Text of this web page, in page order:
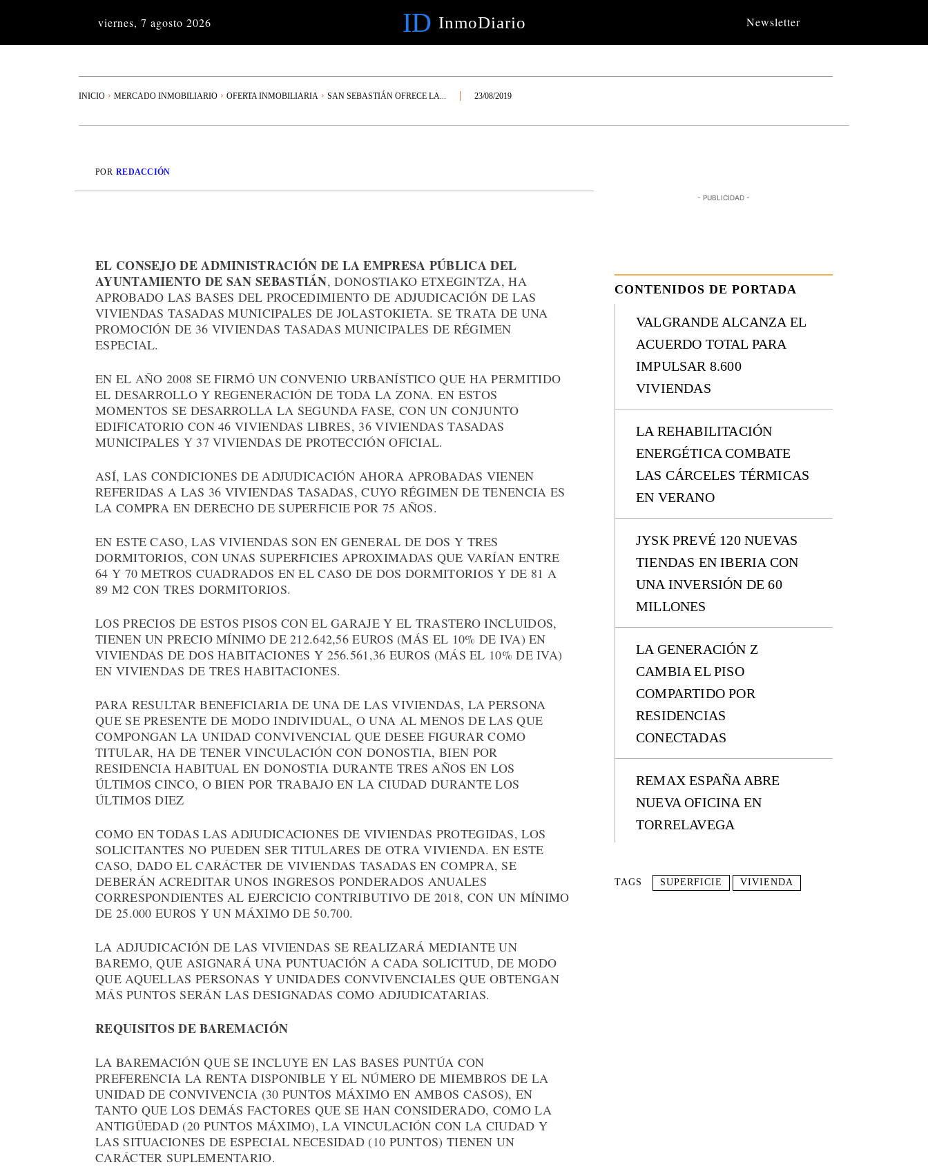
viernes, 7 agosto 2026 ID InmoDiario Newsletter
INICIO MERCADO INMOBILIARIO OFERTA INMOBILIARIA SAN SEBASTIÁN OFRECE LA... 23/08/2019
POR REDACCIÓN
EL CONSEJO DE ADMINISTRACIÓN DE LA EMPRESA PÚBLICA DEL
AYUNTAMIENTO DE SAN SEBASTIÁN, DONOSTIAKO ETXEGINTZA, HA
APROBADO LAS BASES DEL PROCEDIMIENTO DE ADJUDICACIÓN DE LAS
VIVIENDAS TASADAS MUNICIPALES DE JOLASTOKIETA. SE TRATA DE UNA
PROMOCIÓN DE 36 VIVIENDAS TASADAS MUNICIPALES DE RÉGIMEN
ESPECIAL.
EN EL AÑO 2008 SE FIRMÓ UN CONVENIO URBANÍSTICO QUE HA PERMITIDO
EL DESARROLLO Y REGENERACIÓN DE TODA LA ZONA. EN ESTOS
MOMENTOS SE DESARROLLA LA SEGUNDA FASE, CON UN CONJUNTO
EDIFICATORIO CON 46 VIVIENDAS LIBRES, 36 VIVIENDAS TASADAS
MUNICIPALES Y 37 VIVIENDAS DE PROTECCIÓN OFICIAL.
ASÍ, LAS CONDICIONES DE ADJUDICACIÓN AHORA APROBADAS VIENEN
REFERIDAS A LAS 36 VIVIENDAS TASADAS, CUYO RÉGIMEN DE TENENCIA ES
LA COMPRA EN DERECHO DE SUPERFICIE POR 75 AÑOS.
EN ESTE CASO, LAS VIVIENDAS SON EN GENERAL DE DOS Y TRES
DORMITORIOS, CON UNAS SUPERFICIES APROXIMADAS QUE VARÍAN ENTRE
64 Y 70 METROS CUADRADOS EN EL CASO DE DOS DORMITORIOS Y DE 81 A
89 M2 CON TRES DORMITORIOS.
LOS PRECIOS DE ESTOS PISOS CON EL GARAJE Y EL TRASTERO INCLUIDOS,
TIENEN UN PRECIO MÍNIMO DE 212.642,56 EUROS (MÁS EL 10% DE IVA) EN
VIVIENDAS DE DOS HABITACIONES Y 256.561,36 EUROS (MÁS EL 10% DE IVA)
EN VIVIENDAS DE TRES HABITACIONES.
PARA RESULTAR BENEFICIARIA DE UNA DE LAS VIVIENDAS, LA PERSONA
QUE SE PRESENTE DE MODO INDIVIDUAL, O UNA AL MENOS DE LAS QUE
COMPONGAN LA UNIDAD CONVIVENCIAL QUE DESEE FIGURAR COMO
TITULAR, HA DE TENER VINCULACIÓN CON DONOSTIA, BIEN POR
RESIDENCIA HABITUAL EN DONOSTIA DURANTE TRES AÑOS EN LOS
ÚLTIMOS CINCO, O BIEN POR TRABAJO EN LA CIUDAD DURANTE LOS
ÚLTIMOS DIEZ
COMO EN TODAS LAS ADJUDICACIONES DE VIVIENDAS PROTEGIDAS, LOS
SOLICITANTES NO PUEDEN SER TITULARES DE OTRA VIVIENDA. EN ESTE
CASO, DADO EL CARÁCTER DE VIVIENDAS TASADAS EN COMPRA, SE
DEBERÁN ACREDITAR UNOS INGRESOS PONDERADOS ANUALES
CORRESPONDIENTES AL EJERCICIO CONTRIBUTIVO DE 2018, CON UN MÍNIMO
DE 25.000 EUROS Y UN MÁXIMO DE 50.700.
LA ADJUDICACIÓN DE LAS VIVIENDAS SE REALIZARÁ MEDIANTE UN
BAREMO, QUE ASIGNARÁ UNA PUNTUACIÓN A CADA SOLICITUD, DE MODO
QUE AQUELLAS PERSONAS Y UNIDADES CONVIVENCIALES QUE OBTENGAN
MÁS PUNTOS SERÁN LAS DESIGNADAS COMO ADJUDICATARIAS.
REQUISITOS DE BAREMACIÓN
LA BAREMACIÓN QUE SE INCLUYE EN LAS BASES PUNTÚA CON
PREFERENCIA LA RENTA DISPONIBLE Y EL NÚMERO DE MIEMBROS DE LA
UNIDAD DE CONVIVENCIA (30 PUNTOS MÁXIMO EN AMBOS CASOS), EN
TANTO QUE LOS DEMÁS FACTORES QUE SE HAN CONSIDERADO, COMO LA
ANTIGÜEDAD (20 PUNTOS MÁXIMO), LA VINCULACIÓN CON LA CIUDAD Y
LAS SITUACIONES DE ESPECIAL NECESIDAD (10 PUNTOS) TIENEN UN
CARÁCTER SUPLEMENTARIO.
- PUBLICIDAD -
CONTENIDOS DE PORTADA
VALGRANDE ALCANZA EL
ACUERDO TOTAL PARA
IMPULSAR 8.600
VIVIENDAS
LA REHABILITACIÓN
ENERGÉTICA COMBATE
LAS CÁRCELES TÉRMICAS
EN VERANO
JYSK PREVÉ 120 NUEVAS
TIENDAS EN IBERIA CON
UNA INVERSIÓN DE 60
MILLONES
LA GENERACIÓN Z
CAMBIA EL PISO
COMPARTIDO POR
RESIDENCIAS
CONECTADAS
REMAX ESPAÑA ABRE
NUEVA OFICINA EN
TORRELAVEGA
TAGS SUPERFICIE VIVIENDA